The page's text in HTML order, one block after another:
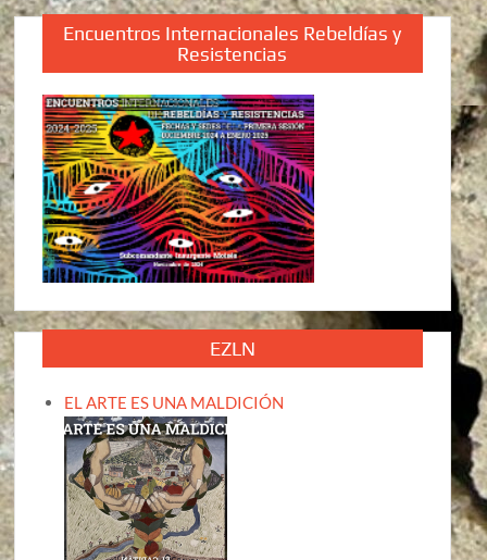
Encuentros Internacionales Rebeldías y
Resistencias
EZLN
EL ARTE ES UNA MALDICIÓN